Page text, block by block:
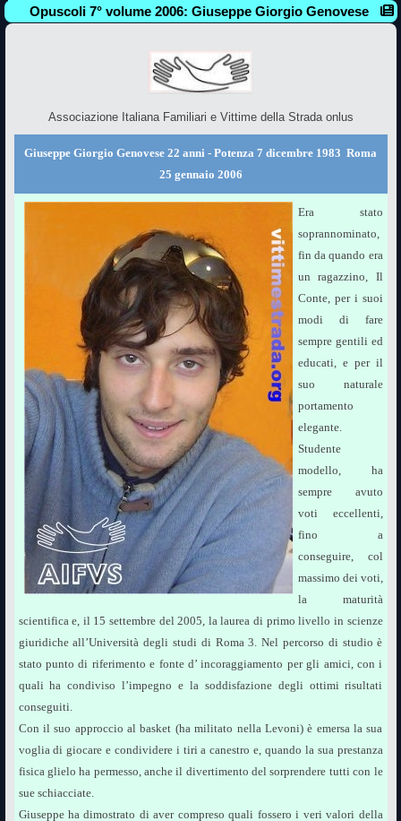
Opuscoli 7° volume 2006: Giuseppe Giorgio Genovese
Associazione Italiana Familiari e Vittime della Strada onlus
Giuseppe Giorgio Genovese 22 anni - Potenza 7 dicembre 1983  Roma
25 gennaio 2006
Era stato
soprannominato,
fin da quando era
un ragazzino, Il
Conte, per i suoi
modi di fare
sempre gentili ed
educati, e per il
suo naturale
portamento
elegante.
Studente
modello, ha
sempre avuto
voti eccellenti,
fino a
conseguire, col
massimo dei voti,
la maturità
scientifica e, il 15 settembre del 2005, la laurea di primo livello in scienze
giuridiche all’Università degli studi di Roma 3. Nel percorso di studio è
stato punto di riferimento e fonte d’ incoraggiamento per gli amici, con i
quali ha condiviso l’impegno e la soddisfazione degli ottimi risultati
conseguiti.
Con il suo approccio al basket (ha militato nella Levoni) è emersa la sua
voglia di giocare e condividere i tiri a canestro e, quando la sua prestanza
fisica glielo ha permesso, anche il divertimento del sorprendere tutti con le
sue schiacciate.
Giuseppe ha dimostrato di aver compreso quali fossero i veri valori della